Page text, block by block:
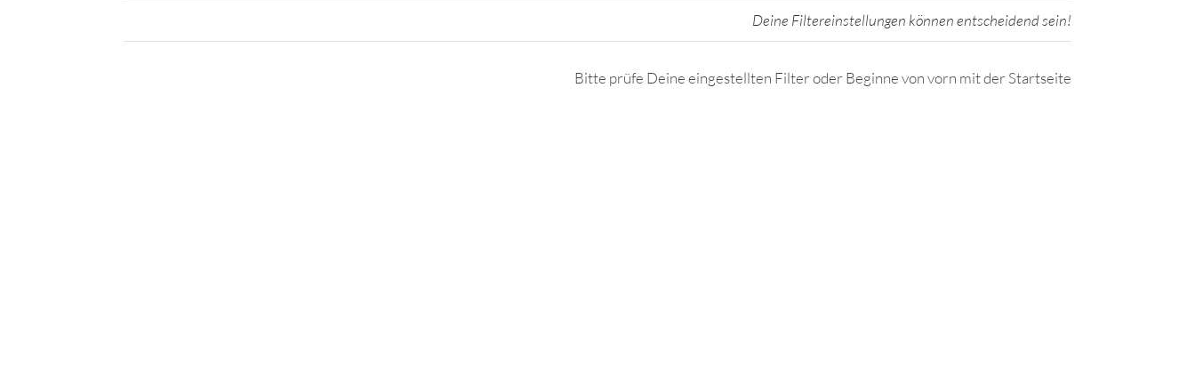
Deine Filtereinstellungen können entscheidend sein!
Bitte prüfe Deine eingestellten Filter oder Beginne von vorn mit der Startseite